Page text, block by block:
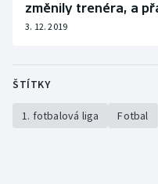
změnily trenéra, a
3. 12. 2019
ŠTÍTKY
1. fotbalová liga Fotbal